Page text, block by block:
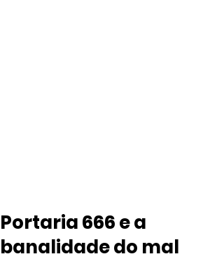
Portaria 666 e a
banalidade do mal